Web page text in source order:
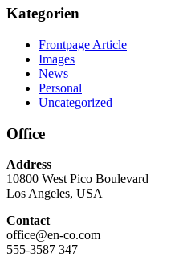
Kategorien
Frontpage Article
Images
News
Personal
Uncategorized
Office
Address
10800 West Pico Boulevard
Los Angeles, USA
Contact
office@en-co.com
555-3587 347